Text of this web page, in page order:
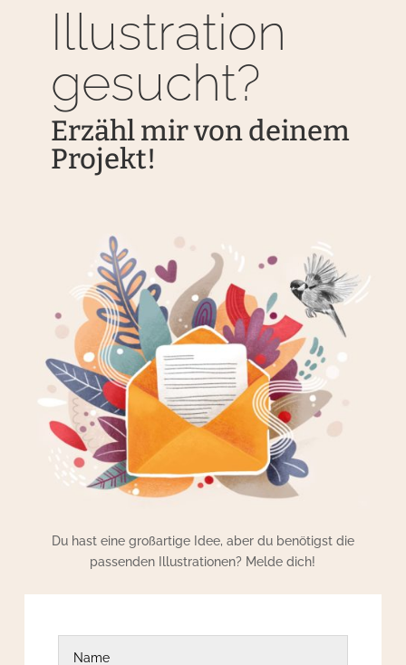
Illustration
gesucht?
Erzähl mir von deinem
Projekt!
Du hast eine großartige Idee, aber du benötigst die
passenden Illustrationen? Melde dich!